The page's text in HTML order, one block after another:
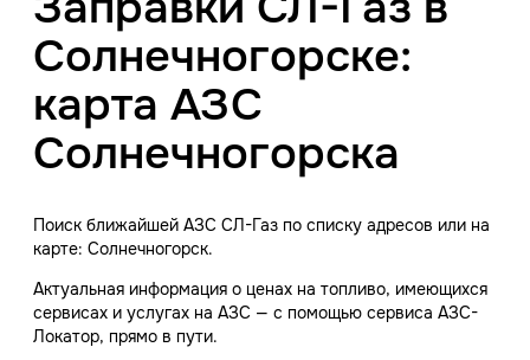
Солнечногорске:
карта АЗС
Солнечногорска
Поиск ближайшей АЗС СЛ-Газ по списку адресов или на
карте: Солнечногорск.
Актуальная информация о ценах на топливо, имеющихся
сервисах и услугах на АЗС — с помощью сервиса АЗС-
Локатор, прямо в пути.